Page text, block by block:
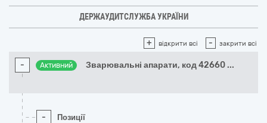
ДЕРЖАУДИТСЛУЖБА УКРАЇНИ
+ відкрити всі - закрити всі
- Активний Зварювальні апарати, код 42660 ...
- Позиції